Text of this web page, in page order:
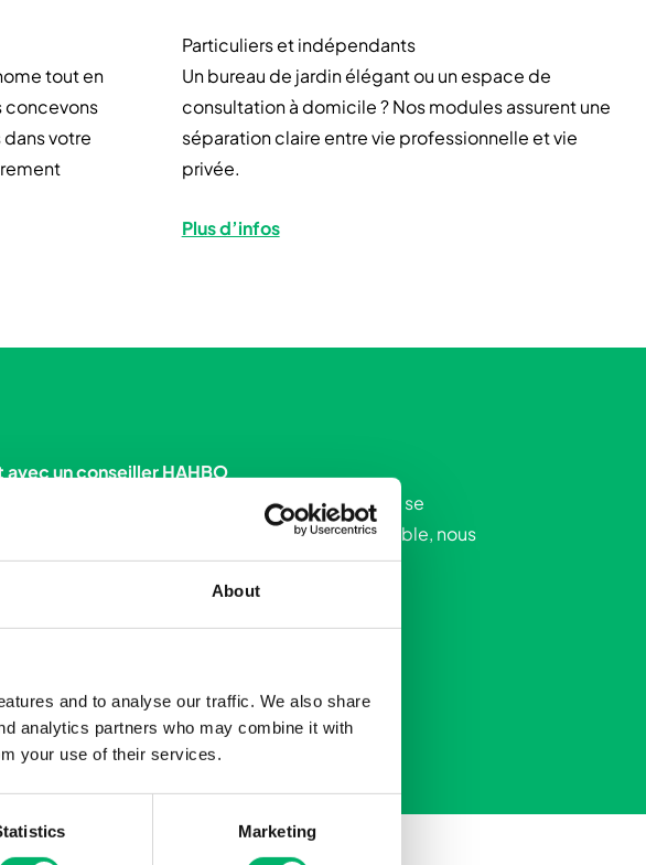
About
and to analyse our traffic. We also share
analytics partners who may combine it with
your use of their services.
Marketing
tout en
concevons
votre
Particuliers et indépendants
Un bureau de jardin élégant ou un espace de
consultation à domicile ? Nos modules assurent une
séparation claire entre vie professionnelle et vie
privée.
Plus d’infos
un conseiller HAHBO
possibilités de notre concept ? Nos spécialistes se
pour répondre à toutes vos questions. Ensemble, nous
le mieux à votre projet.
VOUS